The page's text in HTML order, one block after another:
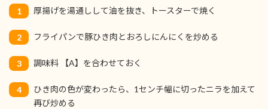
1 厚揚げを湯通しして油を抜き、トースターで焼く
2 フライパンで豚ひき肉とおろしにんにくを炒める
3 調味料 【A】を合わせておく
4
ひき肉の色が変わったら、1センチ幅に切ったニラを加えて
再び炒める